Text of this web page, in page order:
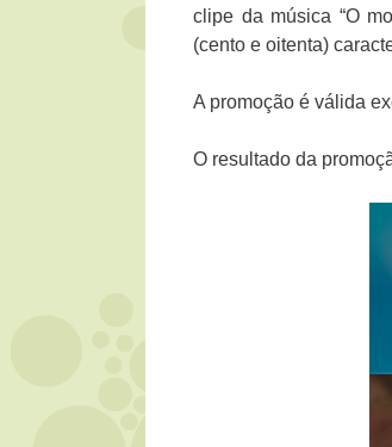
clipe da música “O
(cento e oitenta)
A promoção é válida
O resultado da